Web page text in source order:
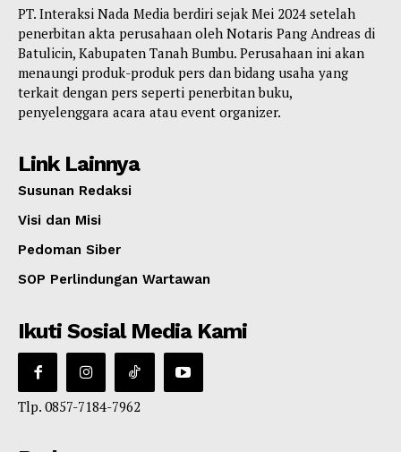
PT. Interaksi Nada Media berdiri sejak Mei 2024 setelah
penerbitan akta perusahaan oleh Notaris Pang Andreas di
Batulicin, Kabupaten Tanah Bumbu. Perusahaan ini akan
menaungi produk-produk pers dan bidang usaha yang
terkait dengan pers seperti penerbitan buku,
penyelenggara acara atau event organizer.
Link Lainnya
Susunan Redaksi
Visi dan Misi
Pedoman Siber
SOP Perlindungan Wartawan
Ikuti Sosial Media Kami
Tlp. 0857-7184-7962